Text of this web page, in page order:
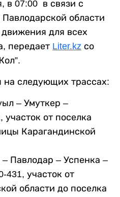
в 07:00 в связи с
области
для всех
передает Liter.kz со
на следующих трассах:
– Умуткер –
участок от поселка
Карагандинской
Павлодар – Успенка –
431, участок от
области до поселка